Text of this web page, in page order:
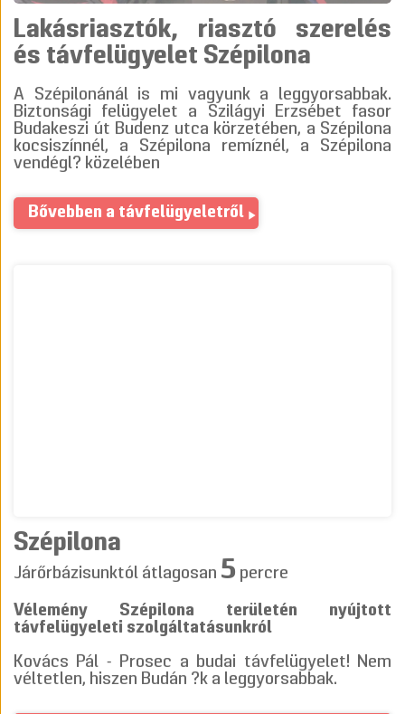
Lakásriasztók, riasztó szerelés
és távfelügyelet Szépilona
A Szépilonánál is mi vagyunk a leggyorsabbak.
Biztonsági felügyelet a Szilágyi Erzsébet fasor
Budakeszi út Budenz utca körzetében, a Szépilona
kocsiszínnél, a Szépilona remíznél, a Szépilona
vendégl? közelében
Bővebben a távfelügyeletről
Szépilona
Járőrbázisunktól átlagosan 5 percre
Vélemény Szépilona területén nyújtott
távfelügyeleti szolgáltatásunkról
Kovács Pál - Prosec a budai távfelügyelet! Nem
véltetlen, hiszen Budán ?k a leggyorsabbak.